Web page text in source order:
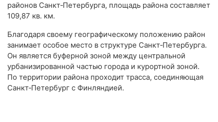
районов Санкт‑Петербурга, площадь района составляет
109,87 кв. км.
Благодаря своему географическому положению район
занимает особое место в структуре Санкт‑Петербурга.
Он является буферной зоной между центральной
урбанизированной частью города и курортной зоной.
По территории района проходит трасса, соединяющая
Санкт‑Петербург с Финляндией.